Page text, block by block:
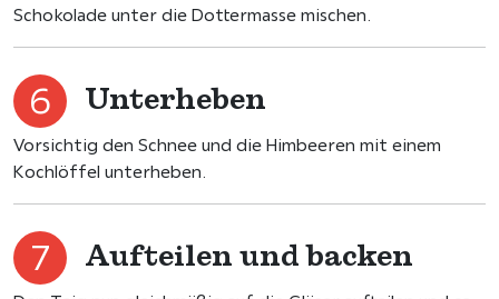
Schokolade unter die Dottermasse mischen.
Unterheben
Vorsichtig den Schnee und die Himbeeren mit einem
Kochlöffel unterheben.
Aufteilen und backen